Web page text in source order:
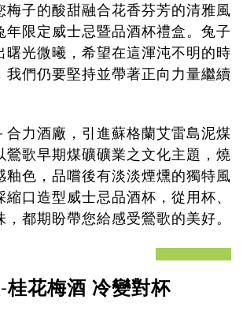
梅子的酸甜融合花香芬芳的清雅風
年限定威士忌暨品酒杯禮盒。兔子
曙光微曦，希望在這渾沌不明的時
我們仍要堅持並帶著正向力量繼續
合力酒廠，引進蘇格蘭艾雷島泥煤
鶯歌早期煤礦礦業之文化主題，燒
釉色，品嚐後有淡淡煙燻的獨特風
口造型威士忌品酒杯，從用杯、
都期盼帶您給感受鶯歌的美好。
prev next
-桂花梅酒 冷變對杯